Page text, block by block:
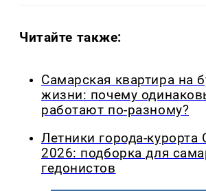
Читайте также:
Самарская квартира на
жизни: почему
работают по-разному?
Летники города-курорта
2026: подборка для
гедонистов